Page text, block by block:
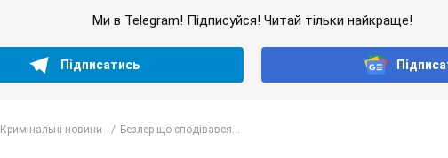
Ми в Telegram! Підписуйся! Читай тільки найкраще!
Підписатись
Кримінальні новини Безлер що сподівався...